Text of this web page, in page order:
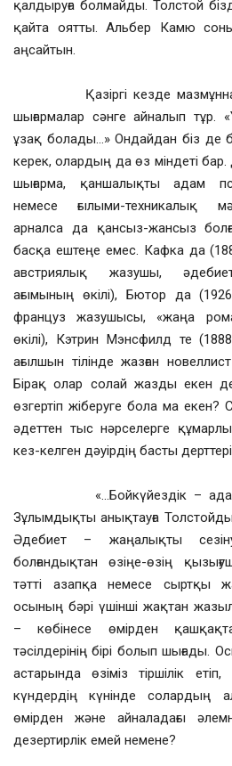
қалдыруға болмайды. Толстой
қайта оятты. Альбер Камю
аңсайтын.
Қазіргі кезде мазмұннан
шығармалар сәнге айналып тұр.
ұзақ болады…» Ондайдан біз де
керек, олардың да өз міндеті бар.
шығарма, қаншалықты адам
немесе ғылыми-техникалық
арналса да қансыз-жансыз
басқа ештеңе емес. Кафка да
австриялық жазушы,
ағымының өкілі), Бютор да
француз жазушысы, «жаңа
өкілі), Кэтрин Мэнсфилд те
ағылшын тілінде жазған
Бірақ олар солай жазды екен
өзгертіп жіберуге бола ма екен?
әдеттен тыс нәрселерге
кез-келген дәуірдің басты
«…Бойкүйездік – адам
Зұлымдықты анықтауға
Әдебиет – жаңалықты
болғандықтан өзіңе-өзің
тәтті азапқа немесе сыртқы
осының бәрі үшінші жақтан
– көбінесе өмірден
тәсілдерінің бірі болып шығады.
астарында өзіміз тіршілік
күндердің күнінде солардың
өмірден және айналадағы
дезертирлік емей немене?